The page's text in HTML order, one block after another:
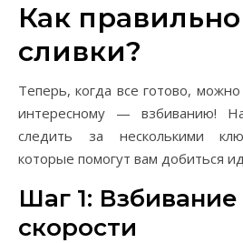
Как
сливки?
Теперь, когда все готово,
интересному — взбиванию!
следить за несколькими
которые помогут вам добиться
Шаг 1:
скорости